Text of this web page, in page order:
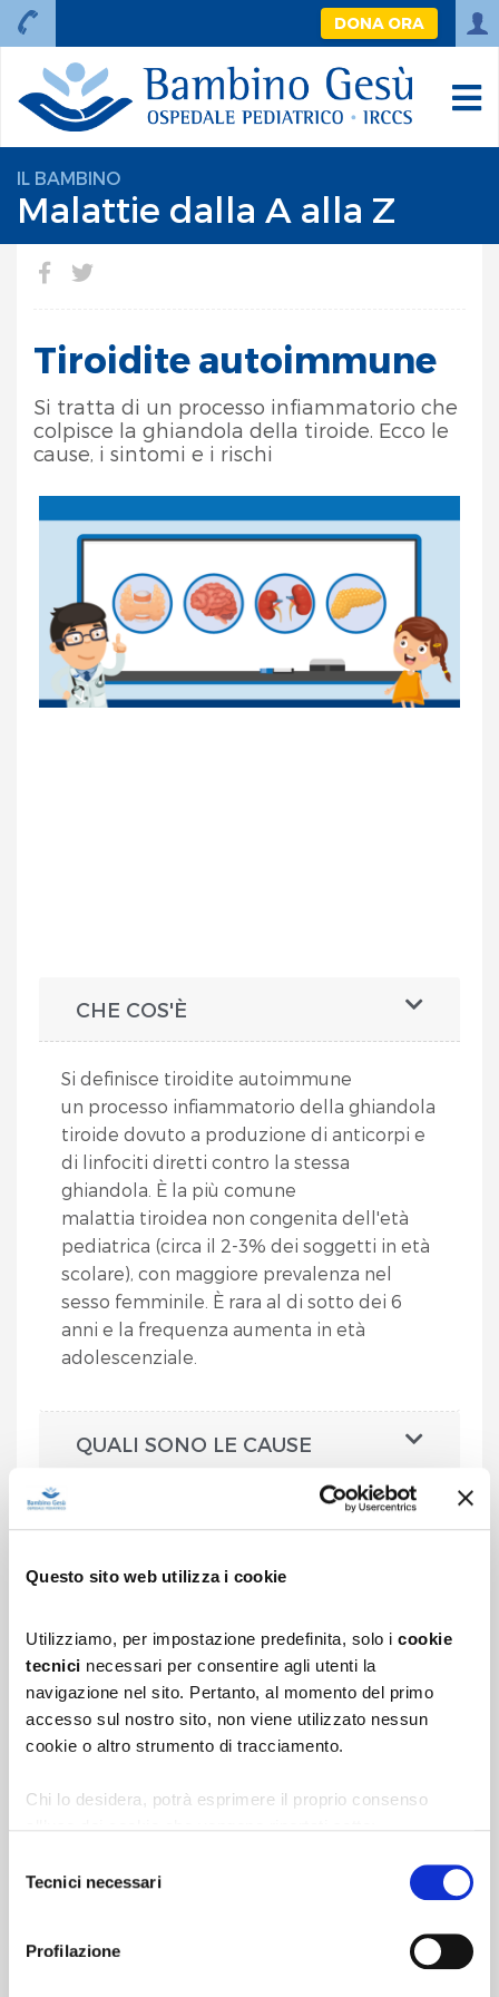
Questo sito web utilizza i cookie
Utilizziamo, per impostazione predefinita, solo i cookie
tecnici necessari per consentire agli utenti la
navigazione nel sito. Pertanto, al momento del primo
accesso sul nostro sito, non viene utilizzato nessun
cookie o altro strumento di tracciamento.
Chi lo desidera, potrà esprimere il proprio consenso
statistica delle scelte effettuate e per migliorare
per la creazione di profili in
base alle preferenze manifestate nell'ambito della
delTecnici necessari
Profilazione
DONA ORA
IL BAMBINO
Malattie dalla A alla Z
Tiroidite autoimmune
Si tratta di un processo infiammatorio che
colpisce la ghiandola della tiroide. Ecco le
cause, i sintomi e i rischi
CHE COS'È
Si definisce tiroidite autoimmune
un processo infiammatorio della ghiandola
tiroide dovuto a produzione di anticorpi e
di linfociti diretti contro la stessa
ghiandola. È la più comune
malattia tiroidea non congenita dell'età
pediatrica (circa il 2-3% dei soggetti in età
scolare), con maggiore prevalenza nel
sesso femminile. È rara al di sotto dei 6
anni e la frequenza aumenta in età
adolescenziale.
QUALI SONO LE CAUSE
POSSONO ESSERCI
A COSA DEVE FARE ATTENZIONE
UN GENITORE
Iscriviti alla newsletter
per ricevere i consigli